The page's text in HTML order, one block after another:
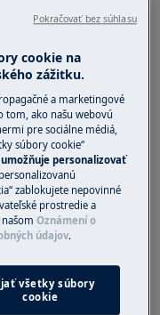
uskladňujte
v návode
dverách a
cookie na
zážitku.
a marketingové
tom, ako našu webovú
pre sociálne médiá,
súbory cookie“
personalizovať
zablokujete nepovinné
prostredie a
našomOznámení o
údajov.
všetky súbory
cookie
Pokračovať bez súhlasu